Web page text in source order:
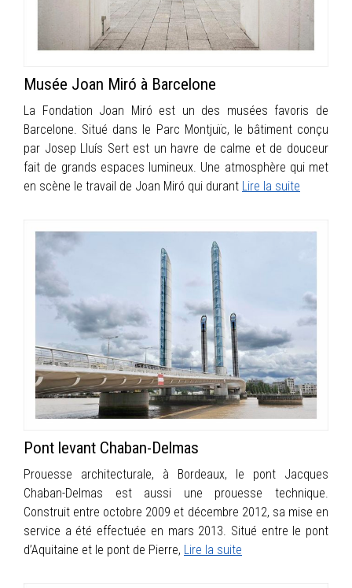
Musée Joan Miró à Barcelone
La Fondation Joan Miró est un des musées favoris de
Barcelone. Situé dans le Parc Montjuïc, le bâtiment conçu
par Josep Lluís Sert est un havre de calme et de douceur
fait de grands espaces lumineux. Une atmosphère qui met
en scène le travail de Joan Miró qui durant Lire la suite
Pont levant Chaban-Delmas
Prouesse architecturale, à Bordeaux, le pont Jacques
Chaban-Delmas est aussi une prouesse technique.
Construit entre octobre 2009 et décembre 2012, sa mise en
service a été effectuée en mars 2013. Situé entre le pont
d’Aquitaine et le pont de Pierre, Lire la suite